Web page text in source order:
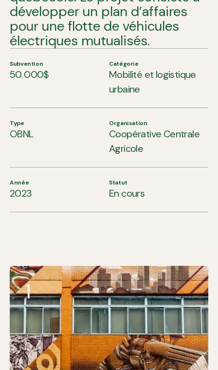
développer un plan d’affaires
pour une flotte de véhicules
électriques mutualisés.
Subvention
50 000$
Catégorie
Mobilité et logistique
urbaine
Type
OBNL
Organisation
Coopérative Centrale
Agricole
Année
2023
Statut
En cours
1